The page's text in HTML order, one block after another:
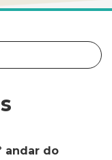
andar do